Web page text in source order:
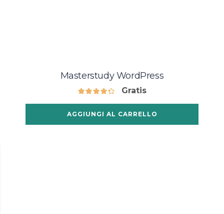
Masterstudy WordPress
Gratis
AGGIUNGI AL CARRELLO